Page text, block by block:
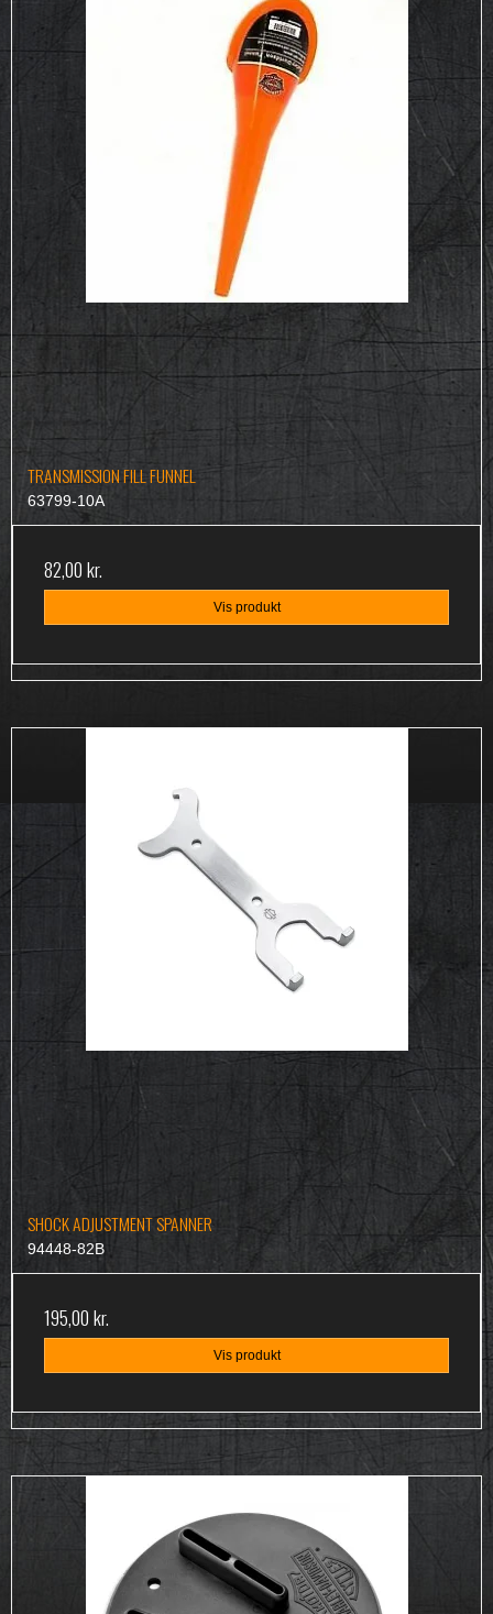
TRANSMISSION FILL FUNNEL
63799-10A
82,00 kr.
Vis produkt
SHOCK ADJUSTMENT SPANNER
94448-82B
195,00 kr.
Vis produkt